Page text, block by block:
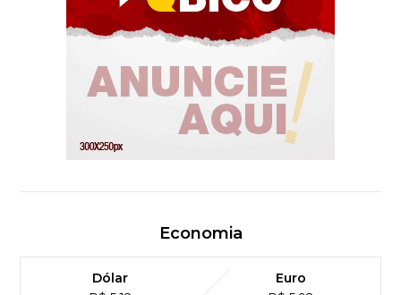
Economia
Dólar
Euro